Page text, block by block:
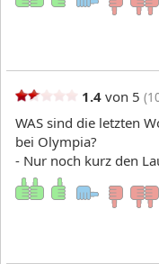
1.4 von 5 (
WAS sind die letzten
bei Olympia?
- Nur noch kurz den